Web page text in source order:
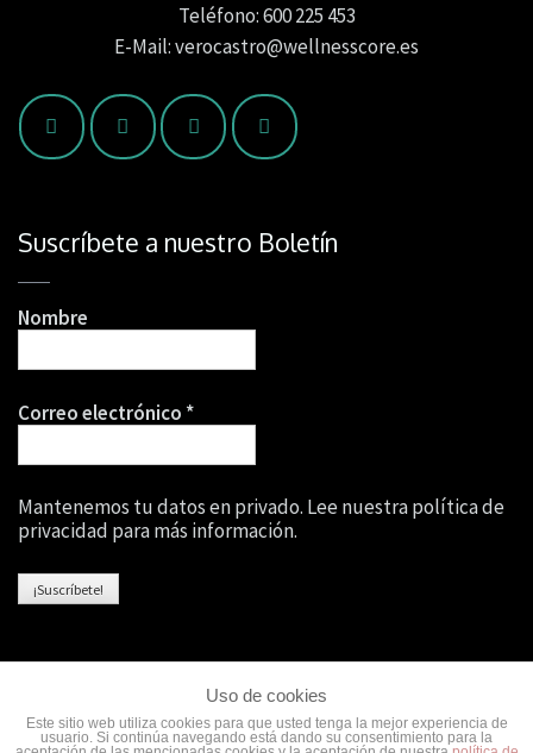
Teléfono: 600 225 453
E-Mail: verocastro@wellnesscore.es
Suscríbete a nuestro Boletín
Nombre
Correo electrónico *
Mantenemos tu datos en privado. Lee nuestra política de
privacidad para más información.
Uso de cookies
Este sitio web utiliza cookies para que usted tenga la mejor experiencia de
usuario. Si continúa navegando está dando su consentimiento para la